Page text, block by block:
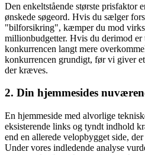
Den enkeltstående største prisfaktor
ønskede søgeord. Hvis du sælger
"bilforsikring", kæmper du mod
millionbudgetter. Hvis du derimod er
konkurrencen langt mere
konkurrencen grundigt, før vi giver
der kræves.
2. Din hjemmesides
En hjemmeside med alvorlige
eksisterende links og tyndt indhold
end en allerede velopbygget side,
Under vores indledende analyse